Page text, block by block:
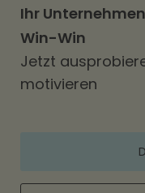
Ihr
Win-Win
Jetzt
motivieren